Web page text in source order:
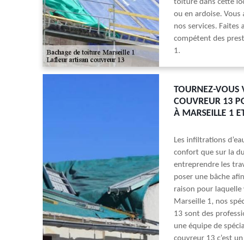
toiture dans cette
ou en ardoise.
nos services. Faites
compétent des
1.
TOURNEZ-VOUS
COUVREUR 13
À MARSEILLE 1
Les infiltrations
confort que sur la
entreprendre les
poser une bâche
raison pour
Marseille 1, nos
13 sont des
une équipe de
couvreur 13 c’est